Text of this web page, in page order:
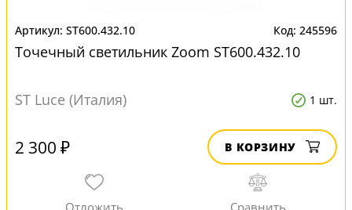
ST600.432.10 245596
Точечный светильник Zoom ST600.432.10
ST Luce (Италия) 1 шт.
2 300 ₽ В КОРЗИНУ